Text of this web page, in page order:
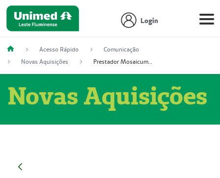
Login
Acesso Rápido
Comunicação
Novas Aquisições
Prestador Mosaicum Espaço Clínico Ltda (51004352-0)
Novas Aquisições